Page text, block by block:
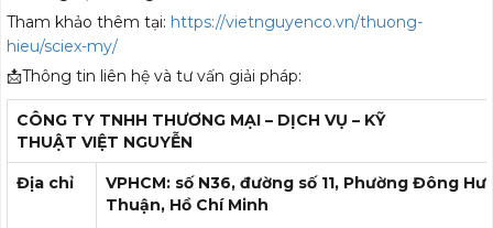
Tham khảo thêm tại: https://vietnguyenco.vn/thuong-
hieu/sciex-my/
📩Thông tin liên hệ và tư vấn giải pháp:
CÔNG TY TNHH THƯƠNG MẠI – DỊCH VỤ – KỸ
THUẬT VIỆT NGUYỄN
Địa chỉ
VPHCM: số N36, đường số 11, Phường Đông
Thuận, Hồ Chí Minh